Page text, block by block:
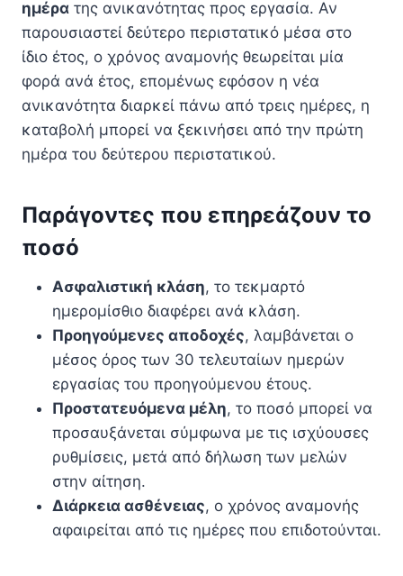
ημέρα της ανικανότητας προς εργασία. Αν
παρουσιαστεί δεύτερο περιστατικό μέσα στο
ίδιο έτος, ο χρόνος αναμονής θεωρείται μία
φορά ανά έτος, επομένως εφόσον η νέα
ανικανότητα διαρκεί πάνω από τρεις ημέρες, η
καταβολή μπορεί να ξεκινήσει από την πρώτη
ημέρα του δεύτερου περιστατικού.
Παράγοντες που επηρεάζουν το
ποσό
Ασφαλιστική κλάση, το τεκμαρτό
ημερομίσθιο διαφέρει ανά κλάση.
Προηγούμενες αποδοχές, λαμβάνεται ο
μέσος όρος των 30 τελευταίων ημερών
εργασίας του προηγούμενου έτους.
Προστατευόμενα μέλη, το ποσό μπορεί να
προσαυξάνεται σύμφωνα με τις ισχύουσες
ρυθμίσεις, μετά από δήλωση των μελών
στην αίτηση.
Διάρκεια ασθένειας, ο χρόνος αναμονής
αφαιρείται από τις ημέρες που επιδοτούνται.